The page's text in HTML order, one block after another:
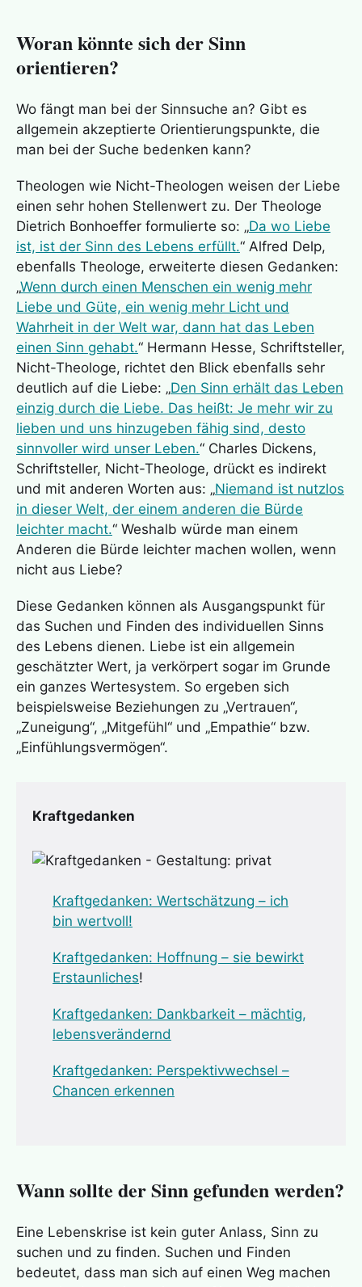
Woran könnte sich der Sinn
orientieren?
Wo fängt man bei der Sinnsuche an? Gibt es
allgemein akzeptierte Orientierungspunkte, die
man bei der Suche bedenken kann?
Theologen wie Nicht-Theologen weisen der Liebe
einen sehr hohen Stellenwert zu. Der Theologe
Dietrich Bonhoeffer formulierte so: „Da wo Liebe
ist, ist der Sinn des Lebens erfüllt.“ Alfred Delp,
ebenfalls Theologe, erweiterte diesen Gedanken:
„Wenn durch einen Menschen ein wenig mehr
Liebe und Güte, ein wenig mehr Licht und
Wahrheit in der Welt war, dann hat das Leben
einen Sinn gehabt.“ Hermann Hesse, Schriftsteller,
Nicht-Theologe, richtet den Blick ebenfalls sehr
deutlich auf die Liebe: „Den Sinn erhält das Leben
einzig durch die Liebe. Das heißt: Je mehr wir zu
lieben und uns hinzugeben fähig sind, desto
sinnvoller wird unser Leben.“ Charles Dickens,
Schriftsteller, Nicht-Theologe, drückt es indirekt
und mit anderen Worten aus: „Niemand ist nutzlos
in dieser Welt, der einem anderen die Bürde
leichter macht.“ Weshalb würde man einem
Anderen die Bürde leichter machen wollen, wenn
nicht aus Liebe?
Diese Gedanken können als Ausgangspunkt für
das Suchen und Finden des individuellen Sinns
des Lebens dienen. Liebe ist ein allgemein
geschätzter Wert, ja verkörpert sogar im Grunde
ein ganzes Wertesystem. So ergeben sich
beispielsweise Beziehungen zu „Vertrauen“,
„Zuneigung“, „Mitgefühl“ und „Empathie“ bzw.
„Einfühlungsvermögen“.
Kraftgedanken
Kraftgedanken: Wertschätzung – ich
bin wertvoll!
Kraftgedanken: Hoffnung – sie bewirkt
Erstaunliches!
Kraftgedanken: Dankbarkeit – mächtig,
lebensverändernd
Kraftgedanken: Perspektivwechsel –
Chancen erkennen
Wann sollte der Sinn gefunden werden?
Eine Lebenskrise ist kein guter Anlass, Sinn zu
suchen und zu finden. Suchen und Finden
bedeutet, dass man sich auf einen Weg machen